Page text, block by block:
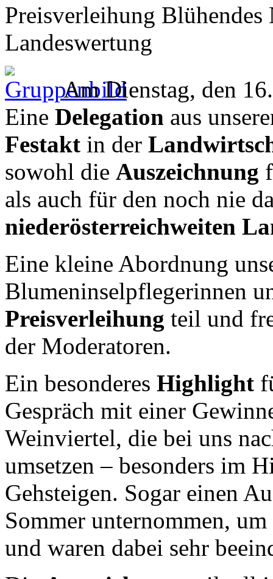
Preisverleihung
Landeswertung
Am Dienstag, den
Eine Delegation aus
Festakt in der
sowohl die Auszeichnung
als auch für den noch nie
niederösterreichweiten
Eine kleine Abordnung
Blumeninselpflegerinnen
Preisverleihung teil und
der Moderatoren.
Ein besonderes Highlight
Gespräch mit einer
Weinviertel, die bei uns
umsetzen – besonders im
Gehsteigen. Sogar einen
Sommer unternommen,
und waren dabei sehr